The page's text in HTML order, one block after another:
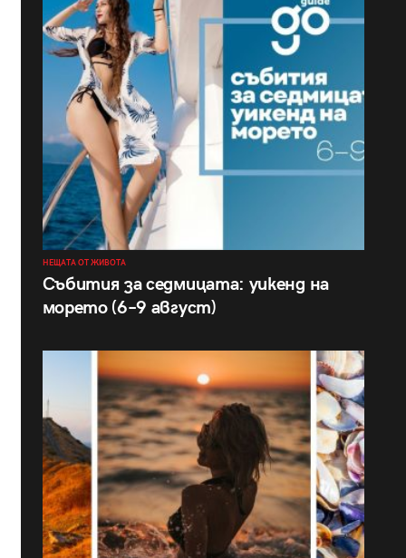
НЕЩАТА ОТ ЖИВОТА
Събития за седмицата: уикенд на
морето (6–9 август)